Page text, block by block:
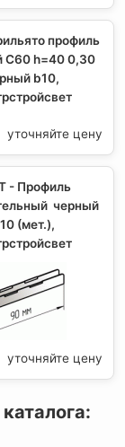
профиль
С60 h=40 0,30
b10,
уточняйте цену
- Профиль
черный
(мет.),
уточняйте цену